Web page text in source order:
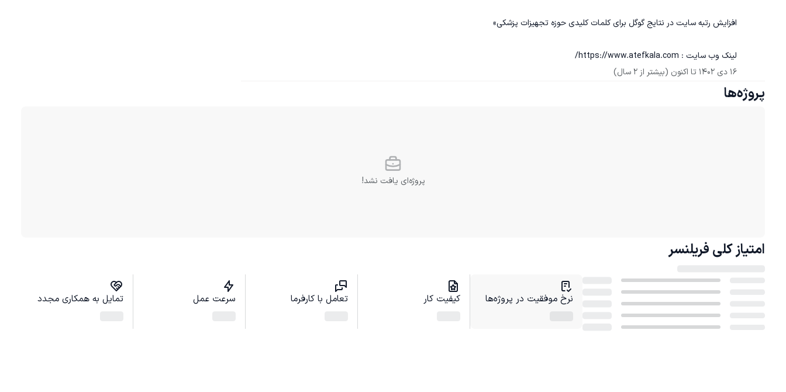
لینک وب سایت : https://www.atefkala.com/
16 دی 1402
تا اکنون (بیشتر از 2 سال)
پروژه‌ها
پروژه‌ای یافت نشد!
امتیاز کلی فریلنسر
نرخ موفقیت در پروژه‌ها کیفیت کار تعامل با کارفرما سرعت عمل تمایل به همکاری مجدد